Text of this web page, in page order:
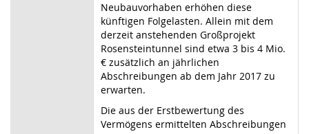
Neubauvorhaben erhöhen diese
künftigen Folgelasten. Allein mit dem
derzeit anstehenden Großprojekt
Rosensteintunnel sind etwa 3 bis 4 Mio.
€ zusätzlich an jährlichen
Abschreibungen ab dem Jahr 2017 zu
erwarten.
Die aus der Erstbewertung des
Vermögens ermittelten Abschreibungen